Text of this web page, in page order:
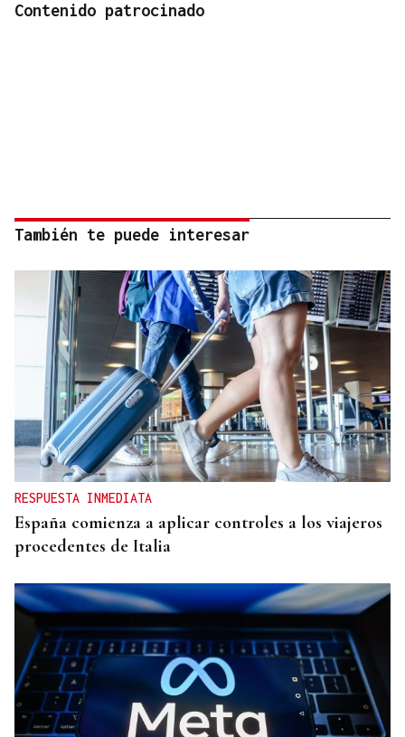
Contenido patrocinado
También te puede interesar
RESPUESTA INMEDIATA
España comienza a aplicar controles a los viajeros
procedentes de Italia